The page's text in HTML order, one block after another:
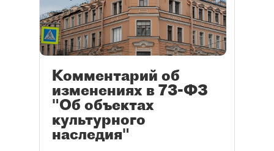
Комментарий об
изменениях в 73-ФЗ
"Об объектах
культурного
наследия"